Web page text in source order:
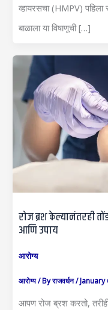
व्हायरसचा (HMPV)
बाळाला या विषाणूची […]
रोज ब्रश केल्यानंतरही
आणि उपाय
आरोग्य
आरोग्य/ Byराजवर्धन/January
आपण रोज ब्रश करतो,